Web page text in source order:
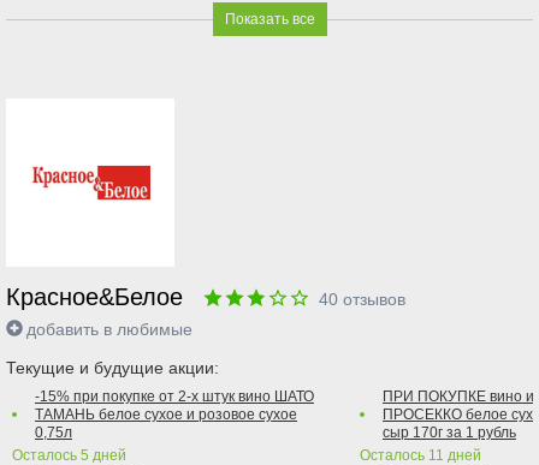
Показать все
Красное&Белое 40 отзывов
добавить в любимые
Текущие и будущие акции:
-15% при покупке от 2-х штук вино ШАТО
ТАМАНЬ белое сухое и розовое сухое
0,75л
Осталось 5 дней
ПРИ ПОКУПКЕ вино
ПРОСЕККО белое
сыр 170г за 1 рубль
Осталось 11 дней